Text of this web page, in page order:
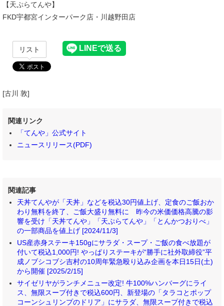
【天ぷらてんや】
FKD宇都宮インターパーク店・川越野田店
リスト
[古川 敦]
関連リンク
「てんや」公式サイト
ニュースリリース(PDF)
関連記事
天丼てんやが「天丼」などを税込30円値上げ、定食のご飯おか
わり無料を終了、ご飯大盛り無料に 昨今の米価価格高騰の影
響を受け「天丼てんや」「天ぷらてんや」「とんかつおりべ」
の一部商品を値上げ [2024/11/3]
US産赤身ステーキ150gにサラダ・スープ・ご飯の食べ放題が
付いて税込1,000円! やっぱりステーキが“勝手に社外取締役”平
成ノブシコブシ吉村の10周年緊急殴り込み企画を本日15日(土)
から開催 [2025/2/15]
サイゼリヤがランチメニュー改定! 牛100%ハンバーグにライ
ス、無限スープ付きで税込600円、新登場の「タラコとポップ
コーンシュリンプのドリア」にサラダ、無限スープ付きで税込